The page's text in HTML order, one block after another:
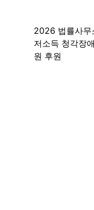
2026 법률사무
저소득 청각장
원 후원